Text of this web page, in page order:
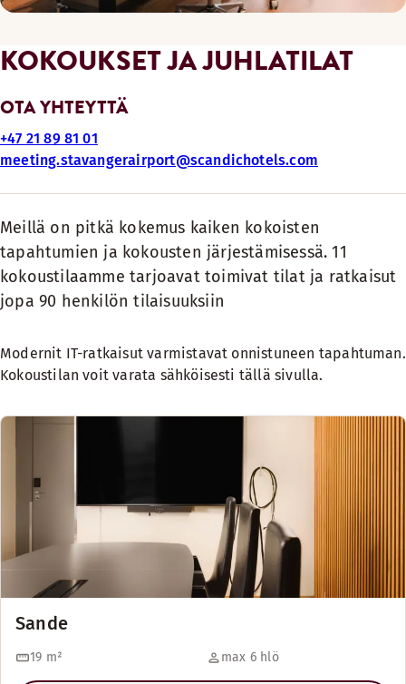
KOKOUKSET JA JUHLATILAT
OTA YHTEYTTÄ
+47 21 89 81 01
meeting.stavangerairport@scandichotels.com
Meillä on pitkä kokemus kaiken kokoisten
tapahtumien ja kokousten järjestämisessä. 11
kokoustilaamme tarjoavat toimivat tilat ja ratkaisut
jopa 90 henkilön tilaisuuksiin
Modernit IT-ratkaisut varmistavat onnistuneen tapahtuman.
Kokoustilan voit varata sähköisesti tällä sivulla.
Sande
19 m² max 6 hlö